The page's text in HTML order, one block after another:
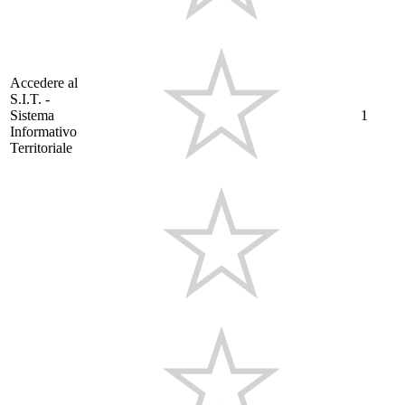
Accedere al
S.I.T. -
Sistema
Informativo
Territoriale
1